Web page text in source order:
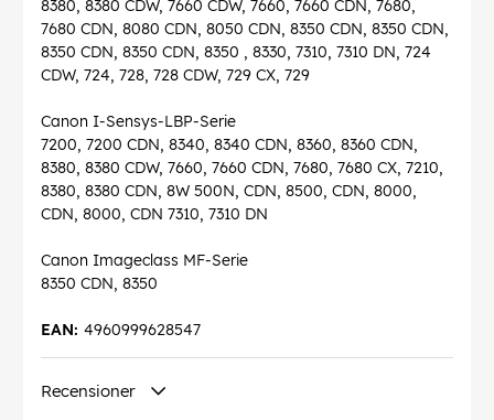
8380, 8380 CDW, 7660 CDW, 7660, 7660 CDN, 7680,
7680 CDN, 8080 CDN, 8050 CDN, 8350 CDN, 8350 CDN,
8350 CDN, 8350 CDN, 8350 , 8330, 7310, 7310 DN, 724
CDW, 724, 728, 728 CDW, 729 CX, 729
Canon I-Sensys-LBP-Serie
7200, 7200 CDN, 8340, 8340 CDN, 8360, 8360 CDN,
8380, 8380 CDW, 7660, 7660 CDN, 7680, 7680 CX, 7210,
8380, 8380 CDN, 8W 500N, CDN, 8500, CDN, 8000,
CDN, 8000, CDN 7310, 7310 DN
Canon Imageclass MF-Serie
8350 CDN, 8350
4960999628547
EAN:
Recensioner